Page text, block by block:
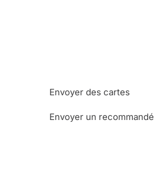
Envoyer des cartes
Envoyer un recommandé